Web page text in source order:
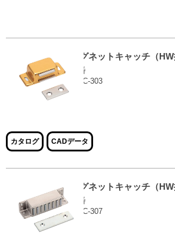
マグネットキャッチ（HW
品番
EMC-303
カタログ CADデータ
マグネットキャッチ（HW
品番
EMC-307